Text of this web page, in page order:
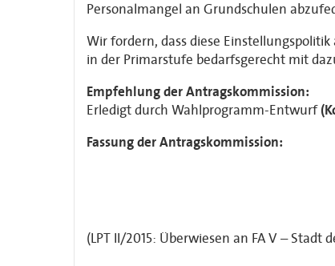
Personalmangel an Grundschulen
Wir fordern, dass diese
in der Primarstufe bedarfsgerecht mit
Empfehlung der Antragskommission:
Erledigt durch Wahlprogramm-Entwurf
Fassung der Antragskommission:
(LPT II/2015: Überwiesen an FA V – Stadt